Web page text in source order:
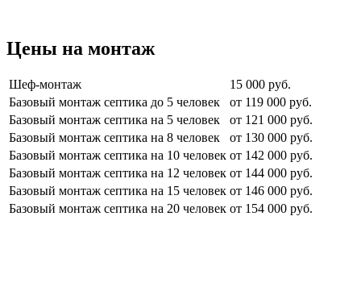
Цены на монтаж
Шеф-монтаж
15 000 руб.
Базовый монтаж септика до 5 человек
от 119 000 руб.
Базовый монтаж септика на 5 человек
от 121 000 руб.
Базовый монтаж септика на 8 человек
от 130 000 руб.
Базовый монтаж септика на 10 человек от 142 000 руб.
Базовый монтаж септика на 12 человек от 144 000 руб.
Базовый монтаж септика на 15 человек от 146 000 руб.
Базовый монтаж септика на 20 человек от 154 000 руб.